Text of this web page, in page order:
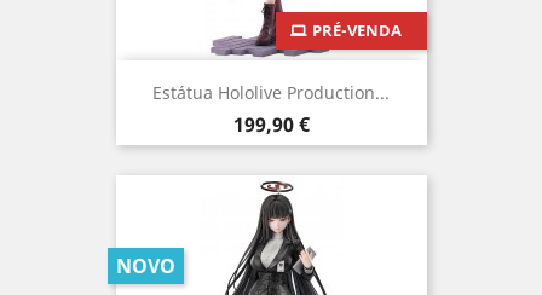
Estátua Hololive Production...
Preço
199,90 €
PRÉ-VENDA
NOVO